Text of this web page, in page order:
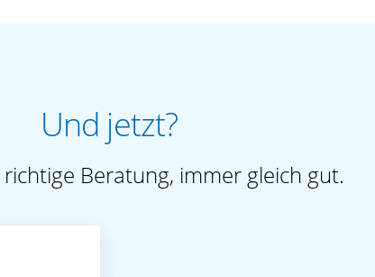
Und jetzt?
Beratung, immer gleich gut.